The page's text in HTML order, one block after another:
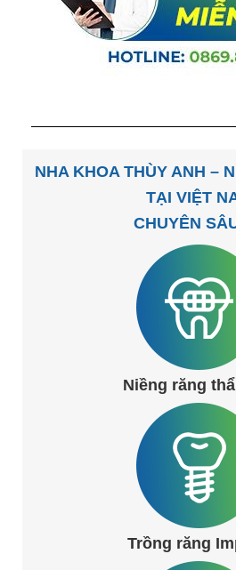
NHA KHOA THÙY ANH –
TẠI VIỆT
CHUYÊN
Niềng răng
Trồng răng